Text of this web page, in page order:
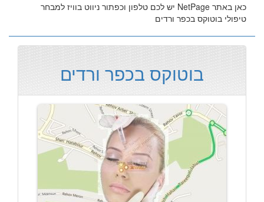
כאן באתר NetPage יש לכם טלפון וכפתור ניווט בוויז למבחר
טיפולי בוטוקס בכפר ורדים
בוטוקס בכפר ורדים